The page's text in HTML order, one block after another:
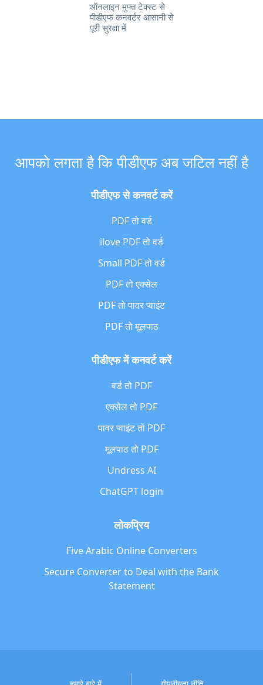
ऑनलाइन मुफ्त टेक्स्ट से
पीडीएफ कनवर्टर आसानी से
पूरी सुरक्षा में
आपको लगता है कि पीडीएफ अब जटिल नहीं है
पीडीएफ से कनवर्ट करें
PDF तो वर्ड
ilove PDF तो वर्ड
Small PDF तो वर्ड
PDF तो एक्सेल
PDF तो पावर प्वाइंट
PDF तो मूलपाठ
पीडीएफ में कनवर्ट करें
वर्ड तो PDF
एक्सेल तो PDF
पावर प्वाइंट तो PDF
मूलपाठ तो PDF
Undress AI
ChatGPT login
लोकप्रिय
Five Arabic Online Converters
Secure Converter to Deal with the Bank
Statement